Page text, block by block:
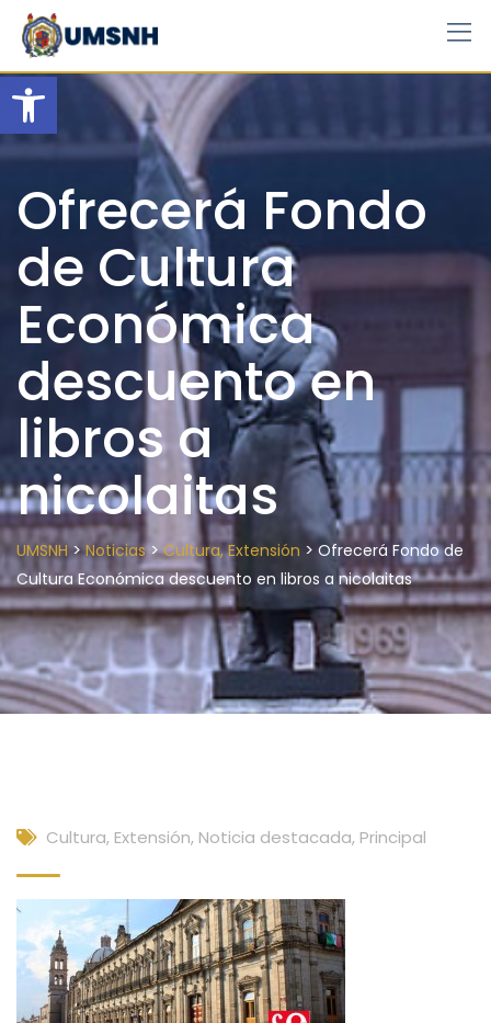
Open toolbar
Skip
content
Ofrecerá Fondo
de Cultura
Económica
descuento en
libros a
nicolaitas
UMSNH>Noticias>Cultura, Extensión > Ofrecerá Fondo de
Cultura Económica descuento en libros a nicolaitas
Cultura, Extensión, Noticia destacada, Principal